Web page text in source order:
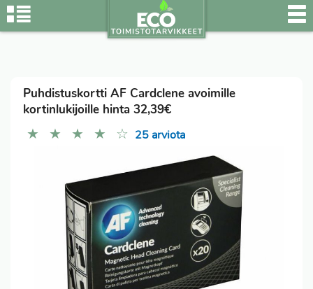
Puhdistuskortti AF Cardclene avoimille
kortinlukijoille hinta 32,39€
★ ★ ★ ★ ☆ 25 arviota